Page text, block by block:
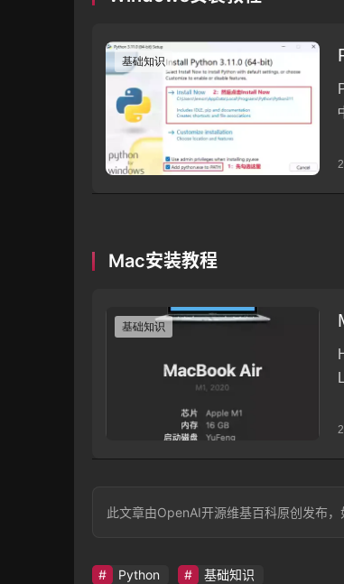
Mac安装教程
此文章由OpenAI开源维基百科原创发布
Python 基础知识